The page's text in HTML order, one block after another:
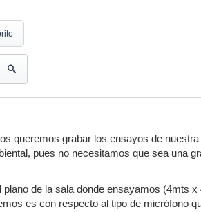
queremos grabar los ensayos de
pues no necesitamos que sea una
plano de la sala donde ensayamos (4mts
es con respecto al tipo de micrófono